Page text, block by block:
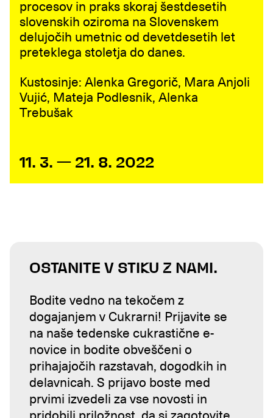
procesov in praks skoraj šestdesetih
slovenskih oziroma na Slovenskem
delujočih umetnic od devetdesetih let
preteklega stoletja do danes.
Kustosinje: Alenka Gregorič, Mara Anjoli
Vujić, Mateja Podlesnik, Alenka
Trebušak
11. 3. — 21. 8. 2022
OSTANITE V STIKU Z NAMI.
Bodite vedno na tekočem z
dogajanjem v Cukrarni! Prijavite se
na naše tedenske cukrastične e-
novice in bodite obveščeni o
prihajajočih razstavah, dogodkih in
delavnicah. S prijavo boste med
prvimi izvedeli za vse novosti in